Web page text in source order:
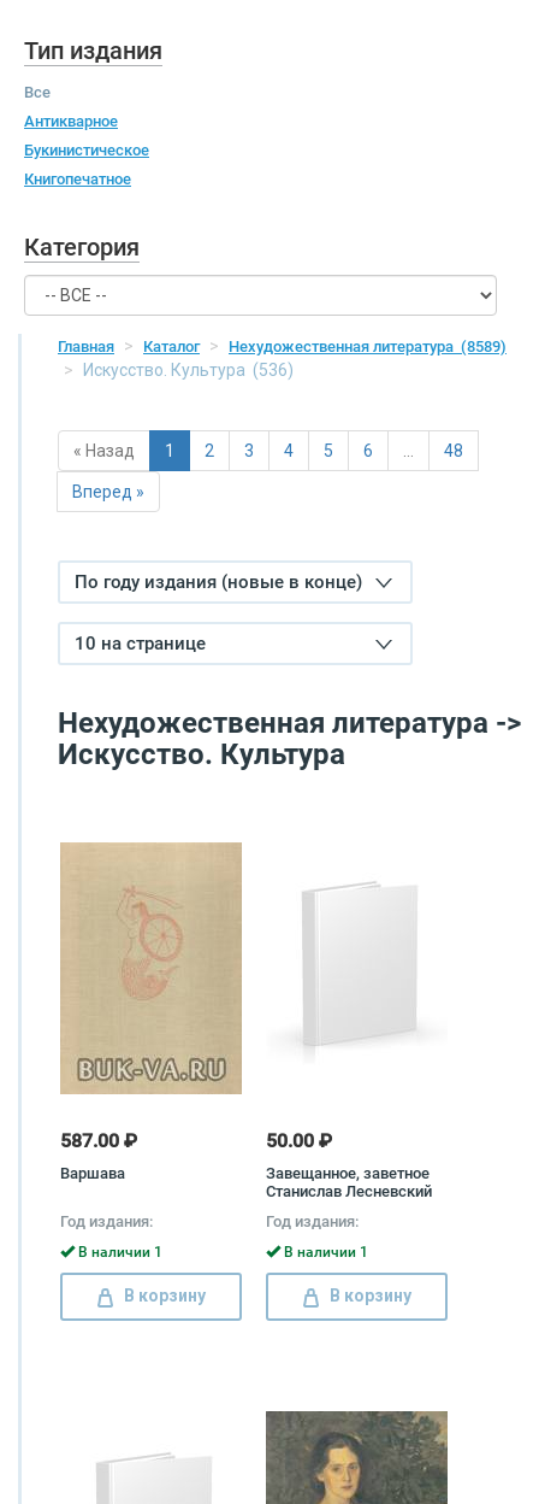
Тип издания
Все
Антикварное
Букинистическое
Книгопечатное
Категория
Главная Каталог Нехудожественная литература (8589)
Искусство. Культура (536)
« Назад 1 2 3 4 5 6 … 48
Вперед »
По году издания (новые в конце)
10 на странице
Нехудожественная литература ->
Искусство. Культура
587.00 ₽
Варшава
Год издания:
В наличии 1
В корзину
50.00 ₽
Завещанное, заветное
Станислав Лесневский
Год издания:
В наличии 1
В корзину